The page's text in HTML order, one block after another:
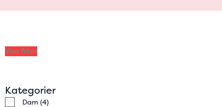
Visa filter
Kategorier
Dam (4)